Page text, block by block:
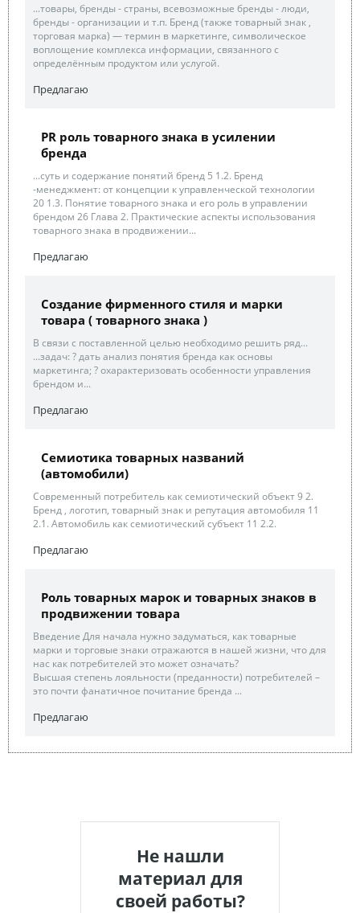
...товары, бренды - страны, всевозможные бренды - люди,
бренды - организации и т.п. Бренд (также товарный знак ,
торговая марка) — термин в маркетинге, символическое
воплощение комплекса информации, связанного с
определённым продуктом или услугой.
Предлагаю
PR роль товарного знака в усилении
бренда
...суть и содержание понятий бренд 5 1.2. Бренд
-менеджмент: от концепции к управленческой технологии
20 1.3. Понятие товарного знака и его роль в управлении
брендом 26 Глава 2. Практические аспекты использования
товарного знака в продвижении...
Предлагаю
Создание фирменного стиля и марки
товара ( товарного знака )
В связи с поставленной целью необходимо решить ряд...
...задач: ? дать анализ понятия бренда как основы
маркетинга; ? охарактеризовать особенности управления
брендом и...
Предлагаю
Семиотика товарных названий
(автомобили)
Современный потребитель как семиотический объект 9 2.
Бренд , логотип, товарный знак и репутация автомобиля 11
2.1. Автомобиль как семиотический субъект 11 2.2.
Предлагаю
Роль товарных марок и товарных знаков в
продвижении товара
Введение Для начала нужно задуматься, как товарные
марки и торговые знаки отражаются в нашей жизни, что для
нас как потребителей это может означать?
Высшая степень лояльности (преданности) потребителей –
это почти фанатичное почитание бренда ...
Предлагаю
Не нашли
материал для
своей работы?